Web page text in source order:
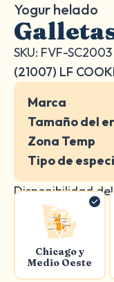
Yogur helado
SKU: FVF-SC2003
(21007) LF
Marca
Tamaño del
Zona Temp
Tipo de
Disponibilidad
Chicago y
Medio Oeste